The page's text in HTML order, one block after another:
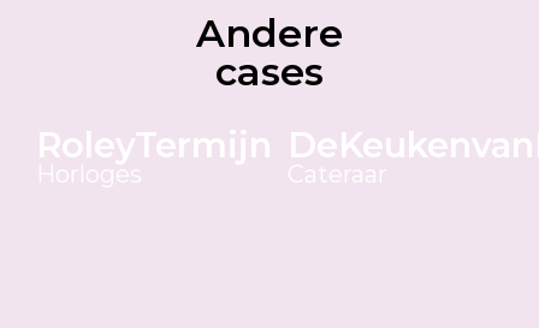
Andere
cases
RoleyTermijn
Horloges Cateraar